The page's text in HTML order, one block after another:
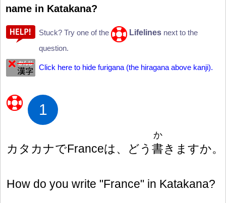
name in Katakana?
Stuck? Try one of the Lifelines next to the
question.
Click here to hide furigana (the hiragana above kanji).
1
カタカナでFranceは、どう 書
か
きますか。
How do you write "France" in Katakana?